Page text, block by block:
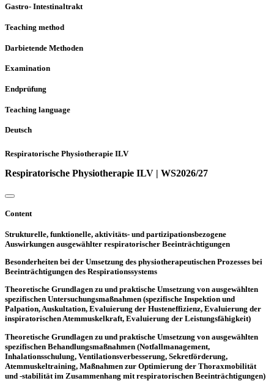
Gastro- Intestinaltrakt
Teaching method
Darbietende Methoden
Examination
Endprüfung
Teaching language
Deutsch
Respiratorische Physiotherapie ILV
Respiratorische Physiotherapie ILV | WS2026/27
Content
Strukturelle, funktionelle, aktivitäts- und partizipationsbezogene
Auswirkungen ausgewählter respiratorischer Beeinträchtigungen
Besonderheiten bei der Umsetzung des physiotherapeutischen Prozesses bei
Beeinträchtigungen des Respirationssystems
Theoretische Grundlagen zu und praktische Umsetzung von ausgewählten
spezifischen Untersuchungsmaßnahmen (spezifische Inspektion und
Palpation, Auskultation, Evaluierung der Husteneffizienz, Evaluierung der
inspiratorischen Atemmuskelkraft, Evaluierung der Leistungsfähigkeit)
Theoretische Grundlagen zu und praktische Umsetzung von ausgewählten
spezifischen Behandlungsmaßnahmen (Notfallmanagement,
Inhalationsschulung, Ventilationsverbesserung, Sekretförderung,
Atemmuskeltraining, Maßnahmen zur Optimierung der Thoraxmobilität
und -stabilität im Zusammenhang mit respiratorischen Beeinträchtigungen)